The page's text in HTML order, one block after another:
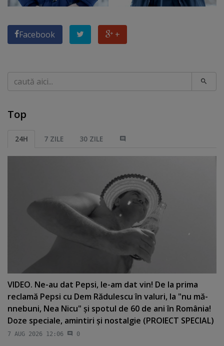
Facebook +
Caută
Top
24H 7 ZILE 30 ZILE
VIDEO. Ne-au dat Pepsi, le-am dat vin! De la prima
reclamă Pepsi cu Dem Rădulescu în valuri, la "nu mă-
nnebuni, Nea Nicu" şi spotul de 60 de ani în România!
Doze speciale, amintiri şi nostalgie (PROIECT SPECIAL)
7 AUG 2026 12:06 0